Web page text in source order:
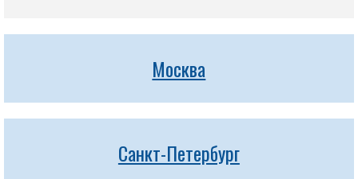
Москва
Санкт-Петербург